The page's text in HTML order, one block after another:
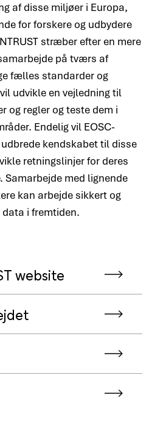
af disse miljøer i Europa,
for forskere og udbydere
stræber efter en mere
på tværs af
fælles standarder og
udvikle en vejledning til
og regler og teste dem i
Endelig vil EOSC-
udbrede kendskabet til disse
retningslinjer for deres
Samarbejde med lignende
kan arbejde sikkert og
i fremtiden.
website